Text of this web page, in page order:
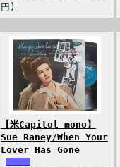
円)
【米Capitol mono】
Sue Raney/When Your
Lover Has Gone